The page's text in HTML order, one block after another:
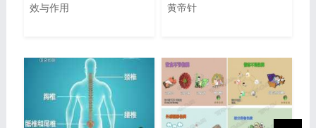
效与作用
黄帝针